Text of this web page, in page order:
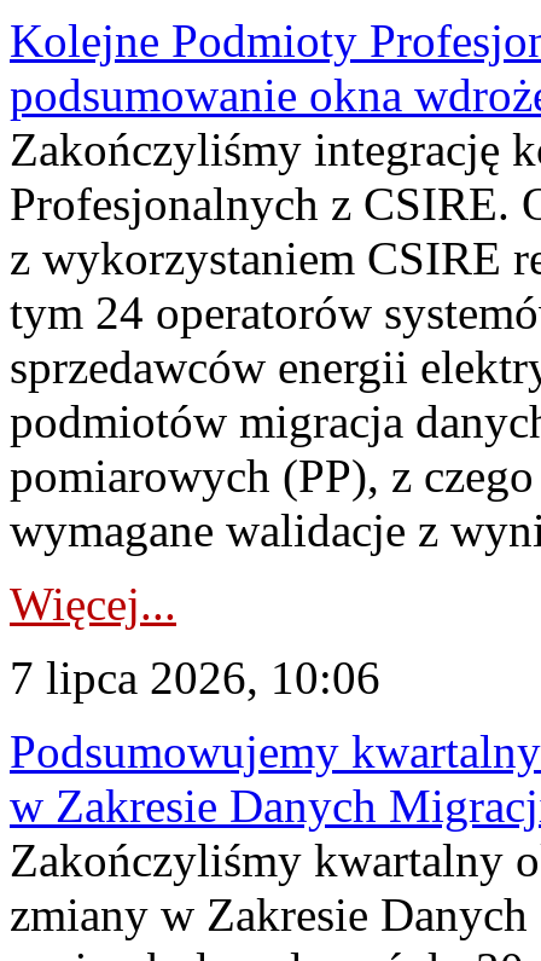
Kolejne Podmioty
podsumowanie okna
Zakończyliśmy integrację
Profesjonalnych z CSIRE.
z wykorzystaniem CSIRE
tym 24 operatorów
sprzedawców energii
podmiotów migracja
pomiarowych (PP), z
wymagane walidacje z
Więcej...
7 lipca 2026, 10:06
Podsumowujemy
w Zakresie Danych
Zakończyliśmy kwartalny
zmiany w Zakresie